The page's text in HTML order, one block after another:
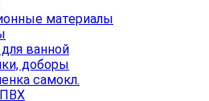
материалы
ванной
доборы
самокл.